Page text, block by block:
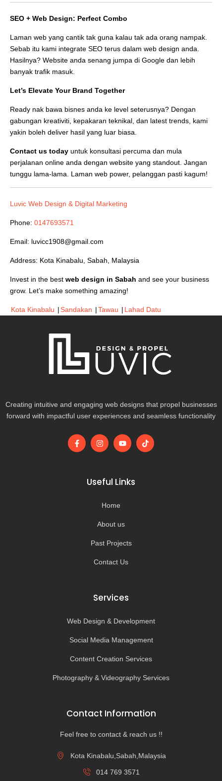
SEO + Web Design: Perfect Combo
Laman web yang cantik tak guna kalau tak ada orang nampak.
Sebab itu kami integrate SEO terus dalam web design anda.
Hasilnya? Website anda senang jumpa di Google dan lebih
banyak trafik masuk.
Let’s Elevate Your Brand Together
Ready nak bawa bisnes anda ke level seterusnya? Dengan
gabungan kreativiti, kepakaran teknikal, dan latest trends, kami
yakin boleh deliver hasil yang luar biasa.
Contact us today untuk konsultasi percuma dan mula
perjalanan online anda dengan website yang standout. Jangan
tunggu lama-lama. Laman web power, pelanggan pasti kagum!
Luvic Web Design & Digital Marketing
Phone: 0147693571
Email: luvicc1908@gmail.com
Address: Kota Kinabalu, Sabah, Malaysia
Invest in the best web design in Sabah and see your business
grow. Let’s make something amazing!
Kota Kinabalu |Sandakan |Tawau | Lahad Datu
Creating intuitive and engaging web designs that propel businesses
forward with impactful user experiences and seamless functionality
F
a
I
n
g
r
m
Y
o
b
e
T
i
Useful Links
Home
About us
Past Projects
Contact Us
Services
Web Design & Development
Social Media Management
Content Creation Services
Photography & Videography Services
Contact Information
Feel free to contact & reach us !!
Kota Kinabalu,Sabah,Malaysia
014 769 3571